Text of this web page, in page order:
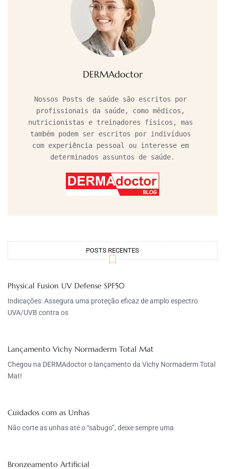
DERMAdoctor
Nossos Posts de saúde são escritos por
profissionais da saúde, como médicos,
nutricionistas e treinadores físicos, mas
também podem ser escritos por indivíduos
com experiência pessoal ou interesse em
determinados assuntos de saúde.
POSTS RECENTES
Physical Fusion UV Defense SPF50
Indicações: Assegura uma proteção eficaz de amplo espectro
UVA/UVB contra os
Lançamento Vichy Normaderm Total Mat
Chegou na DERMAdoctor o lançamento da Vichy Normaderm Total
Mat!
Cuidados com as Unhas
Não corte as unhas até o “sabugo”, deixe sempre uma
Bronzeamento Artificial